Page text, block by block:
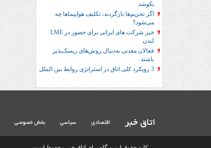
بکوشد
اگر تحریم‌ها بازگردند، تکلیف هواپیماها چه
می‌شود؟
خیز شرکت های ایرانی برای حضور در LME
لندن
فعالان معدنی به‌دنبال روش‌های ریسک‌پذیر
باشند
3 رویکرد کلی اتاق در استراتژی روابط بین الملل
اتاق خبر اقتصادی سیاسی بخش خصوصی